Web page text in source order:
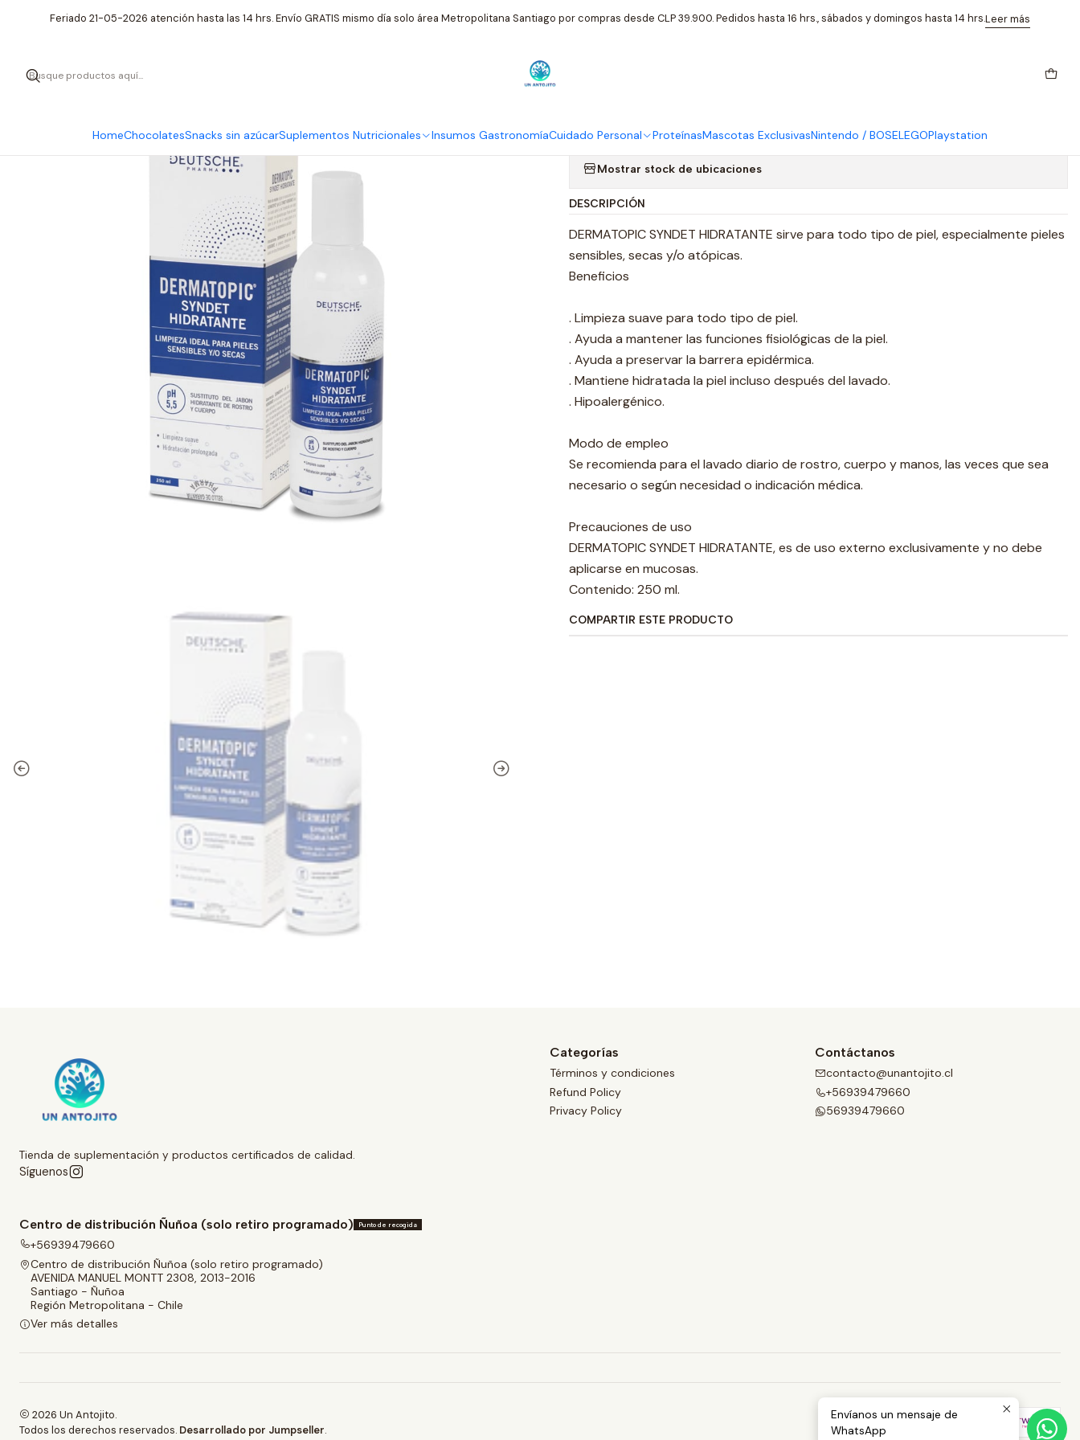
HomeChocolatesSnacks sin azúcarSuplementos Nutricionales Insumos GastronomíaCuidado Personal ProteínasMascotas ExclusivasNintendo / BOSELEGOPlaystation
Feriado 21-05-2026 atención hasta las 14 hrs. Envío GRATIS mismo día solo área Metropolitana Santiago por compras desde CLP 39.900. Pedidos hasta 16 hrs., sábados y domingos hasta 14 hrs.Leer más
Inicio Cuidado Personal Deutsche Pharma Syndet Hidratante Dermatopic Piel Sensible 250ml Día/Noche
Mostrar stock de ubicaciones
DESCRIPCIÓN
DERMATOPIC SYNDET HIDRATANTE sirve para todo tipo de piel, especialmente pieles
sensibles, secas y/o atópicas.
Beneficios
. Limpieza suave para todo tipo de piel.
. Ayuda a mantener las funciones fisiológicas de la piel.
. Ayuda a preservar la barrera epidérmica.
. Mantiene hidratada la piel incluso después del lavado.
. Hipoalergénico.
Modo de empleo
Se recomienda para el lavado diario de rostro, cuerpo y manos, las veces que sea
necesario o según necesidad o indicación médica.
Precauciones de uso
DERMATOPIC SYNDET HIDRATANTE, es de uso externo exclusivamente y no debe
aplicarse en mucosas.
Contenido: 250 ml.
COMPARTIR ESTE PRODUCTO
Tienda de suplementación y productos certificados de calidad.
Síguenos
Categorías
Términos y condiciones
Refund Policy
Privacy Policy
Contáctanos
contacto@unantojito.cl
+56939479660
56939479660
Centro de distribución Ñuñoa (solo retiro programado) Punto de recogida
+56939479660
Centro de distribución Ñuñoa (solo retiro programado)
AVENIDA MANUEL MONTT 2308, 2013-2016
Santiago - Ñuñoa
Región Metropolitana - Chile
Ver más detalles
2026 Un Antojito.
Todos los derechos reservados. Desarrollado por Jumpseller.
Envíanos un mensaje de
WhatsApp